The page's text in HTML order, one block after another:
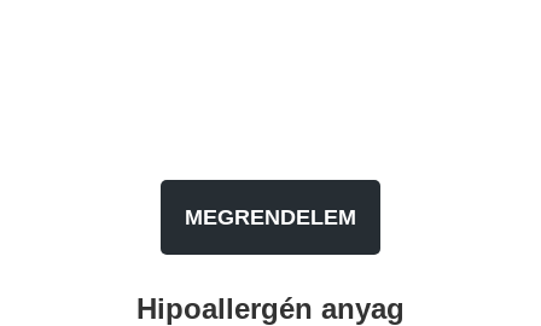
MEGRENDELEM
Hipoallergén anyag